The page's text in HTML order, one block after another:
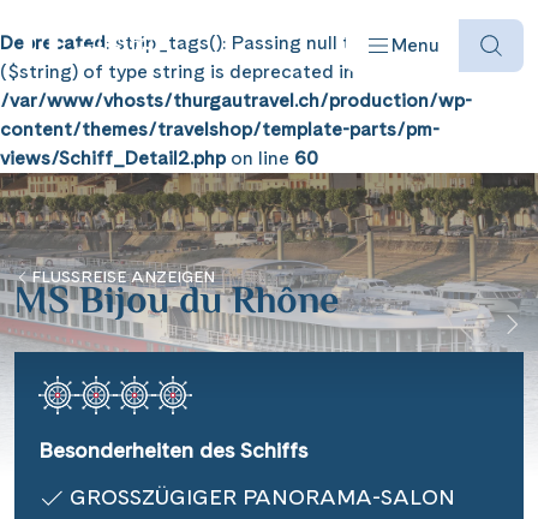
Menu
Reisearten
Reiseziele
Angebote
Schiffe
Deprecated: strip_tags(): Passing null to parameter #1
($string) of type string is deprecated in
/var/www/vhosts/thurgautravel.ch/production/wp-
content/themes/travelshop/template-parts/pm-
views/Schiff_Detail2.phpon line 60
FLUSSREISE ANZEIGEN
MS Bijou du Rhône
Besonderheiten des Schiffs
GROSSZÜGIGER PANORAMA-SALON